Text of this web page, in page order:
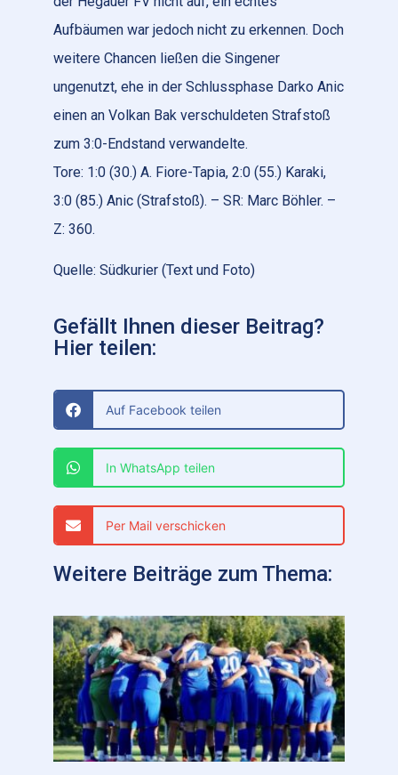
Aufbäumen war jedoch nicht zu erkennen. Doch
weitere Chancen ließen die Singener
ungenutzt, ehe in der Schlussphase Darko Anic
einen an Volkan Bak verschuldeten Strafstoß
zum 3:0-Endstand verwandelte.
Tore: 1:0 (30.) A. Fiore-Tapia, 2:0 (55.) Karaki,
3:0 (85.) Anic (Strafstoß). – SR: Marc Böhler. –
Z: 360.
Quelle: Südkurier (Text und Foto)
Gefällt Ihnen dieser Beitrag?
Hier teilen:
Auf Facebook teilen
In WhatsApp teilen
Per Mail verschicken
Weitere Beiträge zum Thema: